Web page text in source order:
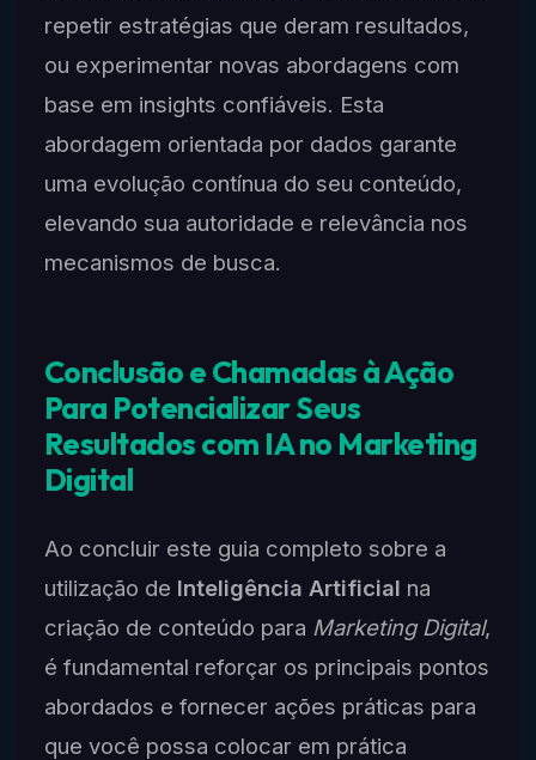
repetir estratégias que deram resultados,
ou experimentar novas abordagens com
base em insights confiáveis. Esta
abordagem orientada por dados garante
uma evolução contínua do seu conteúdo,
elevando sua autoridade e relevância nos
mecanismos de busca.
Conclusão e Chamadas à Ação
Para Potencializar Seus
Resultados com IA no Marketing
Digital
Ao concluir este guia completo sobre a
utilização de Inteligência Artificial na
criação de conteúdo para Marketing Digital,
é fundamental reforçar os principais pontos
abordados e fornecer ações práticas para
que você possa colocar em prática